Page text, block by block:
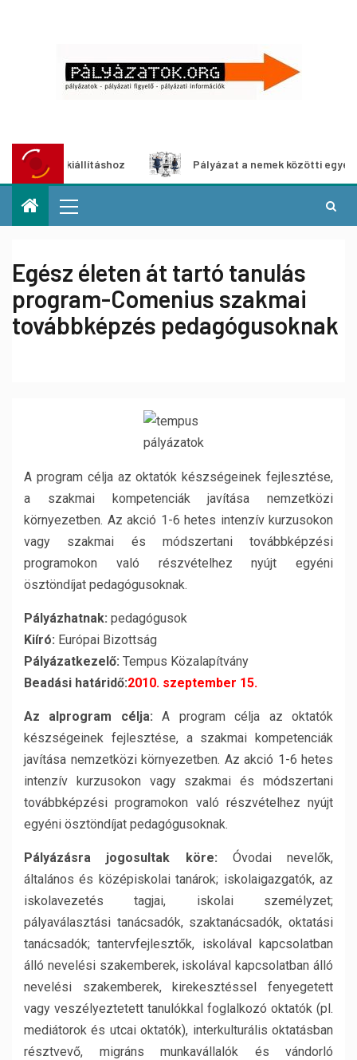
kiállításhoz Pályázat a nemek közötti egyenlőség
Egész életen át tartó tanulás
program-Comenius szakmai
továbbképzés pedagógusoknak
A program célja az oktatók készségeinek fejlesztése,
a szakmai kompetenciák javítása nemzetközi
környezetben. Az akció 1-6 hetes intenzív kurzusokon
vagy szakmai és módszertani továbbképzési
programokon való részvételhez nyújt egyéni
ösztöndíjat pedagógusoknak.
Pályázhatnak: pedagógusok
Kiíró: Európai Bizottság
Pályázatkezelő: Tempus Közalapítvány
Beadási határidő:2010. szeptember 15.
Az alprogram célja:A program célja az oktatók
készségeinek fejlesztése, a szakmai kompetenciák
javítása nemzetközi környezetben. Az akció 1-6 hetes
intenzív kurzusokon vagy szakmai és módszertani
továbbképzési programokon való részvételhez nyújt
egyéni ösztöndíjat pedagógusoknak.
Pályázásra jogosultak köre: Óvodai nevelők,
általános és középiskolai tanárok; iskolaigazgatók, az
iskolavezetés tagjai, iskolai személyzet;
pályaválasztási tanácsadók, szaktanácsadók, oktatási
tanácsadók; tantervfejlesztők, iskolával kapcsolatban
álló nevelési szakemberek, iskolával kapcsolatban álló
nevelési szakemberek, kirekesztéssel fenyegetett
vagy veszélyeztetett tanulókkal foglalkozó oktatók (pl.
mediátorok és utcai oktatók), interkulturális oktatásban
résztvevő, migráns munkavállalók és vándorló